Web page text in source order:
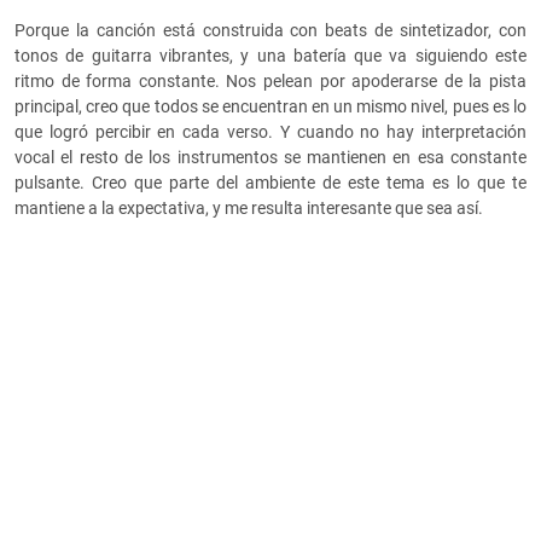
Porque la canción está construida con beats de sintetizador, con
tonos de guitarra vibrantes, y una batería que va siguiendo este
ritmo de forma constante. Nos pelean por apoderarse de la pista
principal, creo que todos se encuentran en un mismo nivel, pues es lo
que logró percibir en cada verso. Y cuando no hay interpretación
vocal el resto de los instrumentos se mantienen en esa constante
pulsante. Creo que parte del ambiente de este tema es lo que te
mantiene a la expectativa, y me resulta interesante que sea así.